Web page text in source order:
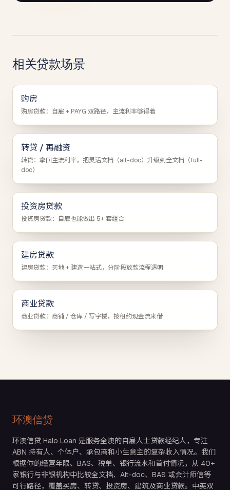
相关贷款场景
购房
购房贷款：自雇 + PAYG 双路径，主流利率够得着
转贷 / 再融资
转贷：拿回主流利率，把灵活文档（alt-doc）升级到全文档（full-
doc）
投资房贷款
投资房贷款：自雇也能做出 5+ 套组合
建房贷款
建房贷款：买地 + 建造一站式，分阶段放款流程透明
商业贷款
商业贷款：商铺 / 仓库 / 写字楼，按租约现金流来借
环澳信贷
环澳信贷 Halo Loan 是服务全澳的自雇人士贷款经纪人，专注
ABN 持有人、个体户、承包商和小生意主的复杂收入情况。我们
根据你的经营年限、BAS、税单、银行流水和首付情况，从 40+
家银行与非银机构中比较全文档、Alt-doc、BAS 或会计师信等
可行路径，覆盖买房、转贷、投资房、建筑及商业贷款。中英双